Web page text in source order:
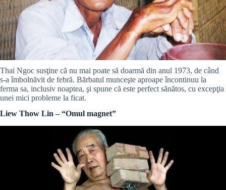
Thai Ngoc susţine că nu mai poate să doarmă din anul 1973, de când
s-a îmbolnăvit de febră. Bărbatul munceşte aproape încontinuu la
ferma sa, inclusiv noaptea, şi spune că este perfect sănătos, cu excepţia
unei mici probleme la ficat.
Liew Thow Lin – “Omul magnet”